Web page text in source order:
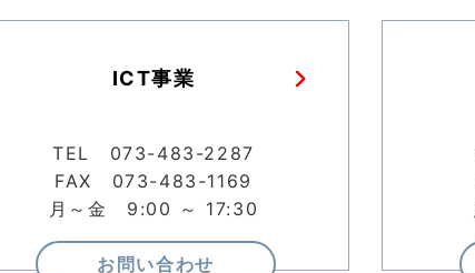
ICT事業
TEL 073-483-2287
FAX 073-483-1169
月～金 9:00 ～ 17:30
お問い合わせ